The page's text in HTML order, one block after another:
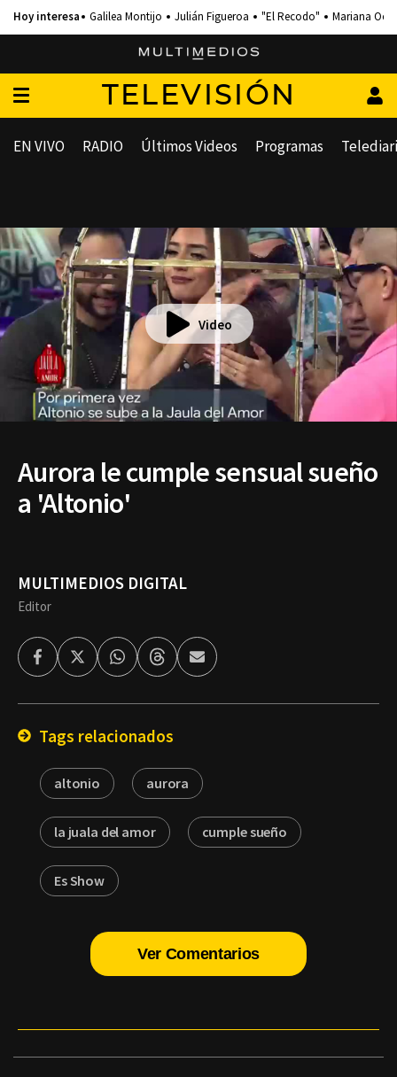
Galilea Montijo Julián Figueroa "El Recodo" Mariana
TELEVISIÓN
EN VIVO RADIO Últimos Videos Programas
Video
Aurora le cumple sensual sueño
a 'Altonio'
MULTIMEDIOS DIGITAL
Editor
FacebookTwitterWhatsappThreadsEnviar
por
Tags relacionados
altonio aurora
la juala del amor cumple sueño
Es Show
Ver Comentarios